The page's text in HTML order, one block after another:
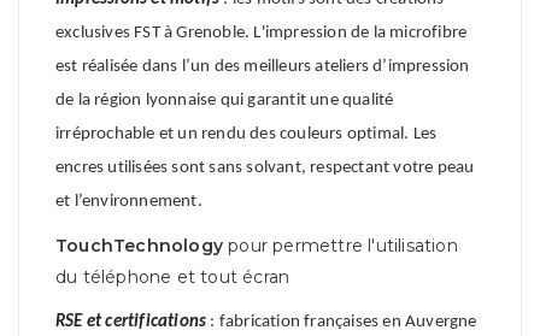
exclusives FST à Grenoble. L'impression de la microfibre
est réalisée dans l’un des meilleurs ateliers d’impression
de la région lyonnaise qui garantit une qualité
irréprochable et un rendu des couleurs optimal. Les
encres utilisées sont sans solvant, respectant votre peau
et l’environnement.
TouchTechnology pour permettre l'utilisation
du téléphone et tout écran
RSE et certifications : fabrication françaises en Auvergne